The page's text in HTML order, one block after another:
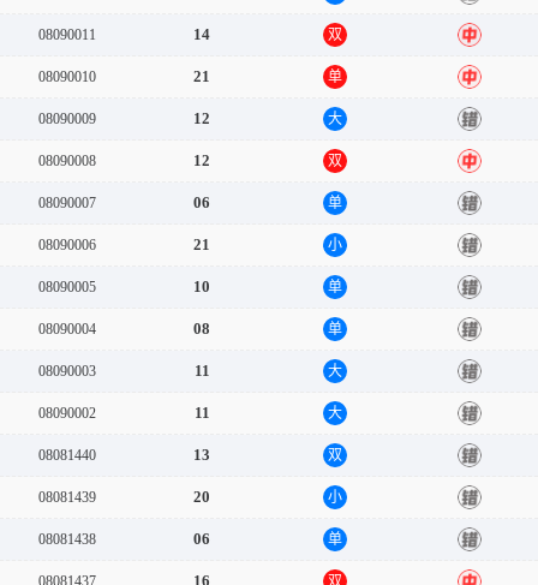
08090011 14 双 中
08090010 21 单 中
08090009 12 大 错
08090008 12 双 中
08090007 06 单 错
08090006 21 小 错
08090005 10 单 错
08090004 08 单 错
08090003 11 大 错
08090002 11 大 错
08081440 13 双 错
08081439 20 小 错
08081438 06 单 错
08081437 16 双 中